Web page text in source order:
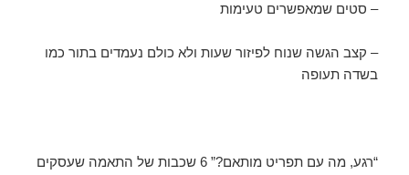
– סטים שמאפשרים טעימות
– קצב הגשה שנוח לפיזור שעות ולא כולם נעמדים בתור כמו
בשדה תעופה
“רגע, מה עם תפריט מותאם?” 6 שכבות של התאמה שעסקים